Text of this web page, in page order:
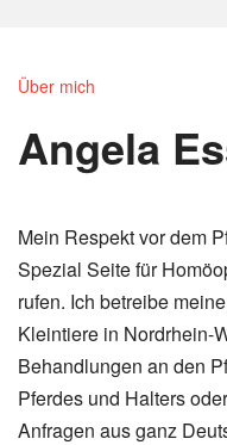
Über mich
Angela
Mein Respekt vor dem
Spezial Seite für
rufen. Ich betreibe
Kleintiere in Nordrhein-
Behandlungen an den
Pferdes und Halters
Anfragen aus ganz